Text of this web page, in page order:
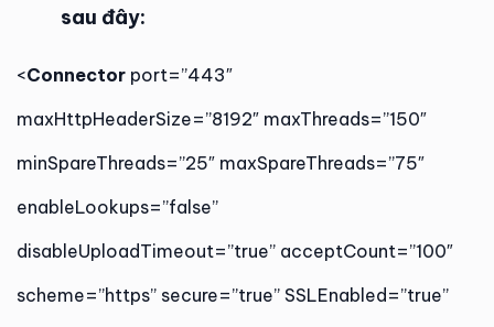
sau đây:
<Connector port=”443″
maxHttpHeaderSize=”8192″ maxThreads=”150″
minSpareThreads=”25″ maxSpareThreads=”75″
enableLookups=”false”
disableUploadTimeout=”true” acceptCount=”100″
scheme=”https” secure=”true” SSLEnabled=”true”